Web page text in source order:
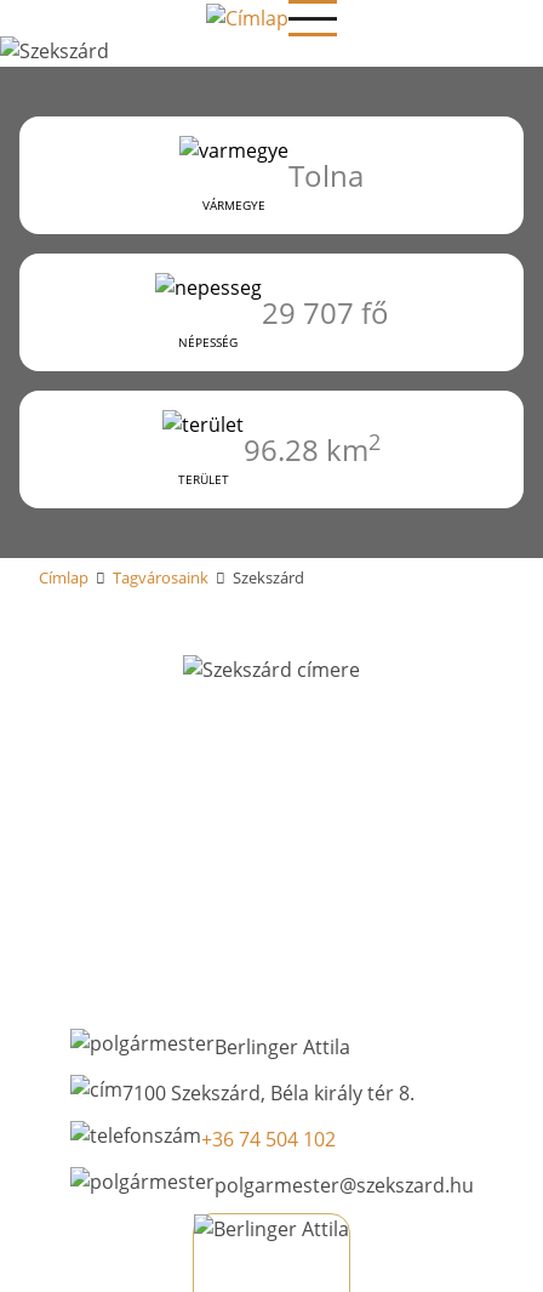
a
tartalomra
SZEKSZÁRD
VÁRMEGYE
Tolna
NÉPESSÉG
29 707 fő
TERÜLET
96.28 km2
Címlap Tagvárosaink Szekszárd
Berlinger Attila
7100 Szekszárd, Béla király tér 8.
+36 74 504 102
polgarmester@szekszard.hu